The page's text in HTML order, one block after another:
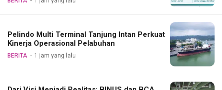
Pelindo Multi Terminal Tanjung Intan Perkuat
Kinerja Operasional Pelabuhan
BERITA 1 jam yang lalu